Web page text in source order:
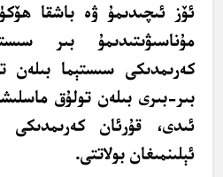
ئۆز ئىچىدىمۇ ۋە باشقا
مۇناسىۋىتىدىمۇ بىر
كەرىمدىكى سىستېما بىلەن
بىر-بىرى بىلەن تولۇق
ئىدى، قۇرئان كەرىمدىكى
ئېلىنمىغان بولاتتى.